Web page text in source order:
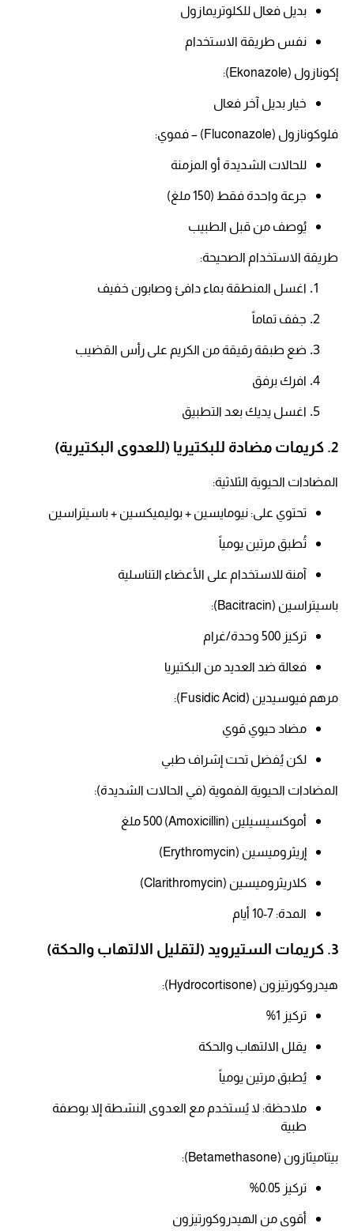
بديل فعال للكلوتريمازول
نفس طريقة الاستخدام​
إكونازول (Ekonazole):
خيار بديل آخر فعال​
فلوكونازول (Fluconazole) – فموي:
للحالات الشديدة أو المزمنة​
جرعة واحدة فقط (150 ملغ)
يُوصف من قبل الطبيب
طريقة الاستخدام الصحيحة:
اغسل المنطقة بماء دافئ وصابون خفيف
جفف تماماً​
ضع طبقة رقيقة من الكريم على رأس القضيب
افرك برفق​
اغسل يديك بعد التطبيق
2. كريمات مضادة للبكتيريا (للعدوى البكتيرية)
المضادات الحيوية الثلاثية:
تحتوي على: نيومايسين + بوليميكسين + باسيتراسين​
تُطبق مرتين يومياً​
آمنة للاستخدام على الأعضاء التناسلية​
باسيتراسين (Bacitracin):
تركيز 500 وحدة/غرام​
فعالة ضد العديد من البكتيريا​
مرهم فيوسيدين (Fusidic Acid):
مضاد حيوي قوي​
لكن يُفضل تحت إشراف طبي​
المضادات الحيوية الفموية (في الحالات الشديدة):
أموكسيسيلين (Amoxicillin) 500 ملغ​
إريثروميسين (Erythromycin)​
كلاريثروميسين (Clarithromycin)
المدة: 7-10 أيام​
3. كريمات الستيرويد (لتقليل الالتهاب والحكة)
هيدروكورتيزون (Hydrocortisone):
تركيز 1%​
يقلل الالتهاب والحكة​
يُطبق مرتين يومياً​
ملاحظة: لا يُستخدم مع العدوى النشطة إلا بوصفة
طبية​
بيتاميثازون (Betamethasone):
تركيز 0.05%
أقوى من الهيدروكورتيزون